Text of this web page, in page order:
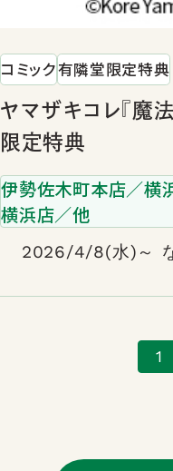
コミック有隣堂限定特典
ヤマザキコレ『魔法
限定特典
伊勢佐木町本店／横
横浜店／他
2026/4/8(水)～
1